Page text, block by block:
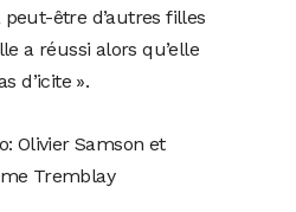
être d’autres filles
a réussi alors qu’elle
d’icite ».
Olivier Samson et
Tremblay